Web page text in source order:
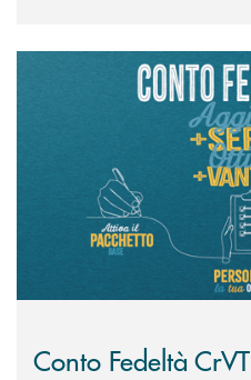
Scopri di più Conto Fedeltà CrVT
Conto Fedeltà CrVT